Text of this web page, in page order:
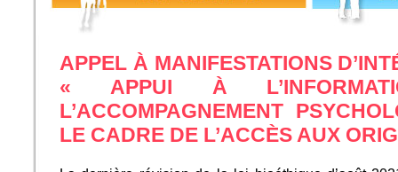
APPEL À MANIFESTATIONS
« APPUI À
L’ACCOMPAGNEMENT
LE CADRE DE L’ACCÈS AUX